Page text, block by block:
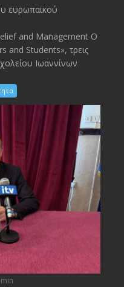
ευρωπαϊκού
and Management O
and Students», τρεις
Ιωαννίνων